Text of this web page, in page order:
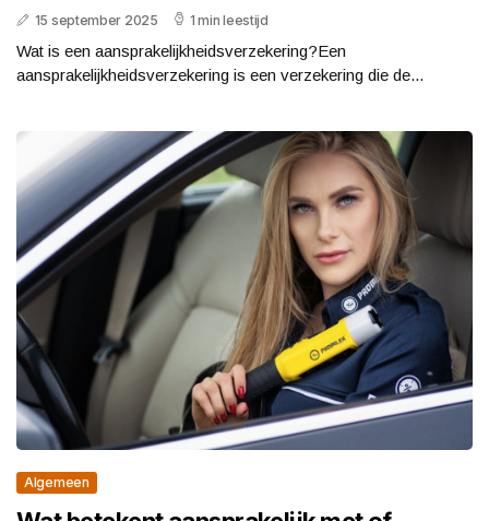
15 september 2025 1 min leestijd
Wat is een aansprakelijkheidsverzekering?Een
aansprakelijkheidsverzekering is een verzekering die de...
Algemeen